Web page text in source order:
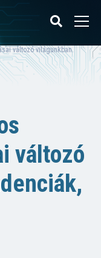
változó világunkban.
változó